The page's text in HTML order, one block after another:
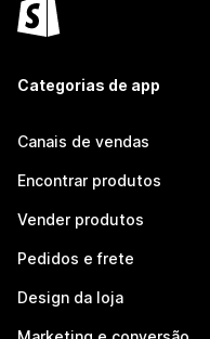
Categorias de app
Canais de vendas
Encontrar produtos
Vender produtos
Pedidos e frete
Design da loja